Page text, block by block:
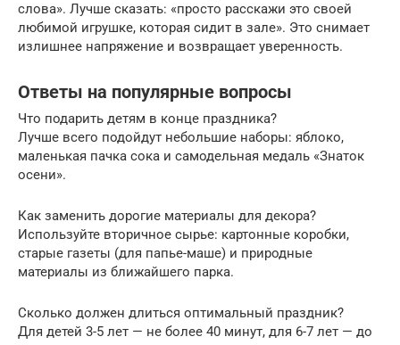
слова». Лучше сказать: «просто расскажи это своей
любимой игрушке, которая сидит в зале». Это снимает
излишнее напряжение и возвращает уверенность.
Ответы на популярные вопросы
Что подарить детям в конце праздника?
Лучше всего подойдут небольшие наборы: яблоко,
маленькая пачка сока и самодельная медаль «Знаток
осени».
Как заменить дорогие материалы для декора?
Используйте вторичное сырье: картонные коробки,
старые газеты (для папье-маше) и природные
материалы из ближайшего парка.
Сколько должен длиться оптимальный праздник?
Для детей 3-5 лет — не более 40 минут, для 6-7 лет — до